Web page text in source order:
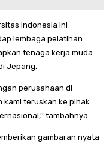
Indonesia ini
lembaga pelatihan
tenaga kerja muda
Jepang.
perusahaan di
kami teruskan ke pihak
tambahnya.
gambaran nyata